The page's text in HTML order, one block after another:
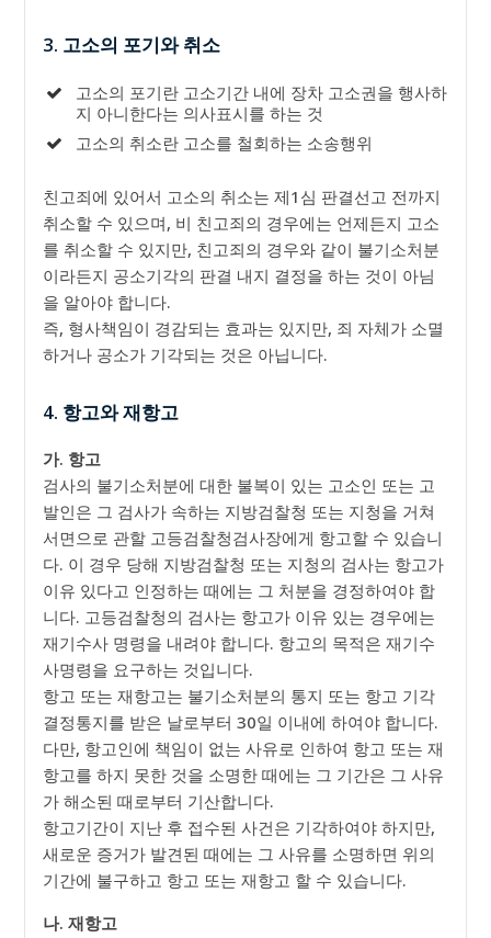
3. 고소의 포기와 취소
고소의 포기란 고소기간 내에 장차 고소권을 행사하
지 아니한다는 의사표시를 하는 것
고소의 취소란 고소를 철회하는 소송행위
친고죄에 있어서 고소의 취소는 제1심 판결선고 전까지
취소할 수 있으며, 비 친고죄의 경우에는 언제든지 고소
를 취소할 수 있지만, 친고죄의 경우와 같이 불기소처분
이라든지 공소기각의 판결 내지 결정을 하는 것이 아님
을 알아야 합니다.
즉, 형사책임이 경감되는 효과는 있지만, 죄 자체가 소멸
하거나 공소가 기각되는 것은 아닙니다.
4. 항고와 재항고
가. 항고
검사의 불기소처분에 대한 불복이 있는 고소인 또는 고
발인은 그 검사가 속하는 지방검찰청 또는 지청을 거쳐
서면으로 관할 고등검찰청검사장에게 항고할 수 있습니
다. 이 경우 당해 지방검찰청 또는 지청의 검사는 항고가
이유 있다고 인정하는 때에는 그 처분을 경정하여야 합
니다. 고등검찰청의 검사는 항고가 이유 있는 경우에는
재기수사 명령을 내려야 합니다. 항고의 목적은 재기수
사명령을 요구하는 것입니다.
항고 또는 재항고는 불기소처분의 통지 또는 항고 기각
결정통지를 받은 날로부터 30일 이내에 하여야 합니다.
다만, 항고인에 책임이 없는 사유로 인하여 항고 또는 재
항고를 하지 못한 것을 소명한 때에는 그 기간은 그 사유
가 해소된 때로부터 기산합니다.
항고기간이 지난 후 접수된 사건은 기각하여야 하지만,
새로운 증거가 발견된 때에는 그 사유를 소명하면 위의
기간에 불구하고 항고 또는 재항고 할 수 있습니다.
나. 재항고